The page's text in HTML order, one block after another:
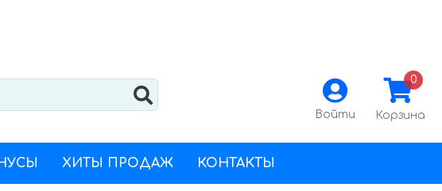
Войти
0
Корзина
ХИТЫ ПРОДАЖ КОНТАКТЫ